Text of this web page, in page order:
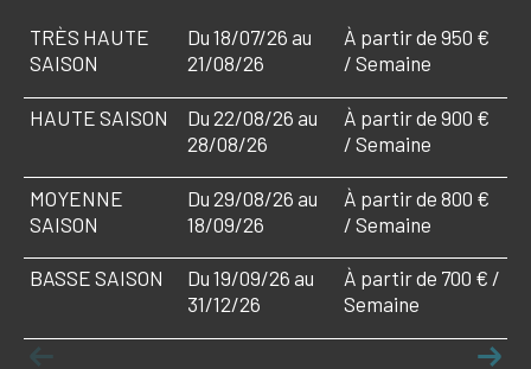
TRÈS HAUTE
SAISON
Du 18/07/26 au
21/08/26
À partir de 950 €
/ Semaine
HAUTE SAISON
Du 22/08/26 au
28/08/26
À partir de 900 €
/ Semaine
MOYENNE
SAISON
Du 29/08/26 au
18/09/26
À partir de 800 €
/ Semaine
BASSE SAISON
Du 19/09/26 au
31/12/26
À partir de 700 € /
Semaine